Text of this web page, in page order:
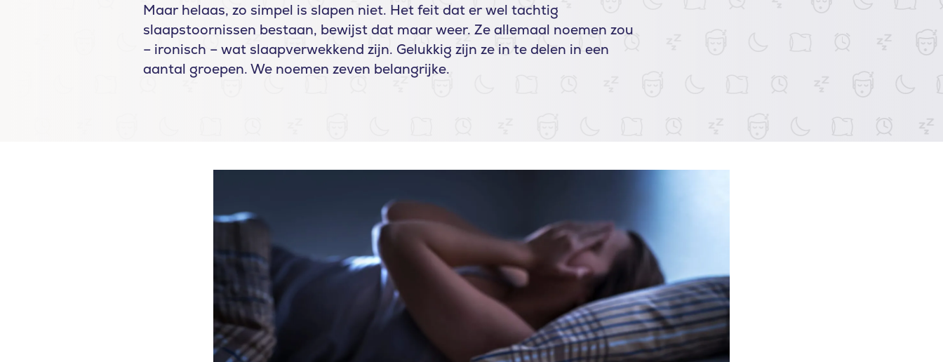
Maar helaas, zo simpel is slapen niet. Het feit dat er wel tachtig
slaapstoornissen bestaan, bewijst dat maar weer. Ze allemaal noemen zou
– ironisch – wat slaapverwekkend zijn. Gelukkig zijn ze in te delen in een
aantal groepen. We noemen zeven belangrijke.